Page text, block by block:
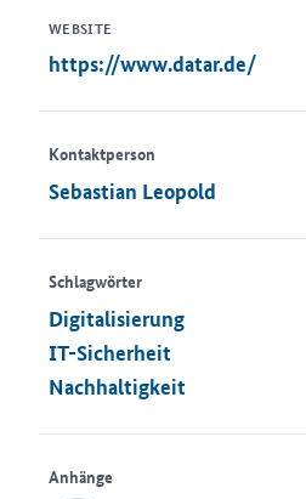
WEBSITE
https://www.datar.de/
Kontaktperson
Sebastian Leopold
Schlagwörter
Digitalisierung
IT-Sicherheit
Nachhaltigkeit
Anhänge